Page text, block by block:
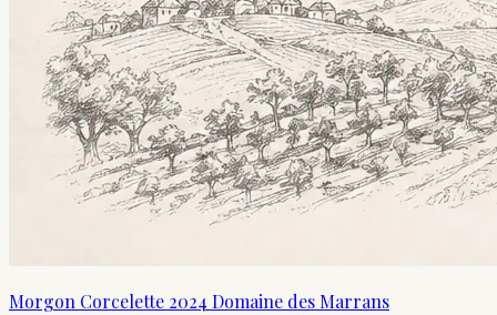
Morgon Corcelette 2024 Domaine des Marrans